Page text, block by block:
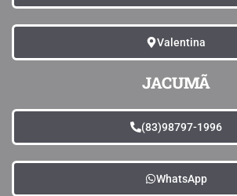
Valentina
JACUMÃ
(83)98797-1996
WhatsApp